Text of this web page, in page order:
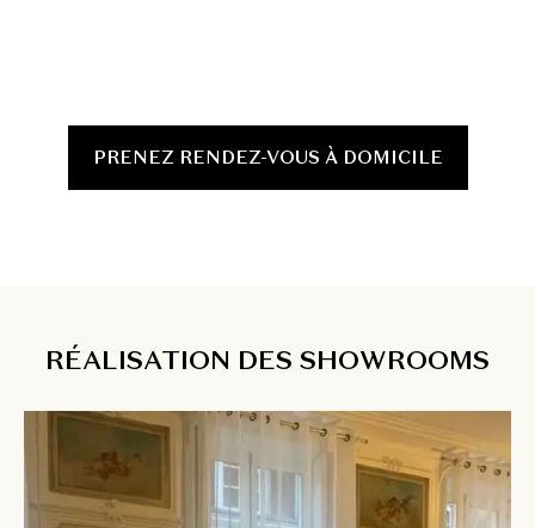
PRENEZ RENDEZ-VOUS À DOMICILE
RÉALISATION DES SHOWROOMS